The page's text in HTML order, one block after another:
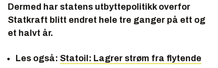
Dermed har statens utbyttepolitikk overfor
Statkraft blitt endret hele tre ganger på ett og
et halvt år.
Les også: Statoil: Lagrer strøm fra flytende